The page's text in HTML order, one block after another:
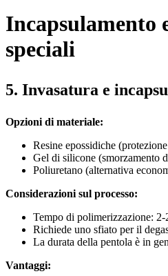
Incapsulamento
speciali
5. Invasatura e
Opzioni di materiale:
Resine epossidiche
Gel di silicone (smorzamento
Poliuretano (alternativa
Considerazioni sul processo:
Tempo di polimerizzazione: 2-
Richiede uno sfiato per il
La durata della pentola è in
Vantaggi: